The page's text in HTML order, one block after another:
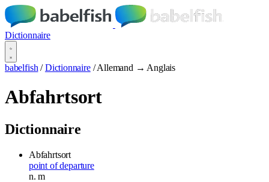
Dictionnaire
babelfish / Dictionnaire / Allemand → Anglais
Abfahrtsort
Dictionnaire
Abfahrtsort
point of departure
n.m